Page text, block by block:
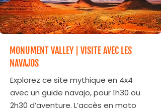
MONUMENT VALLEY | VISITE AVEC LES
NAVAJOS
Explorez ce site mythique en 4x4
avec un guide navajo, pour 1h30 ou
2h30 d’aventure. L’accès en moto